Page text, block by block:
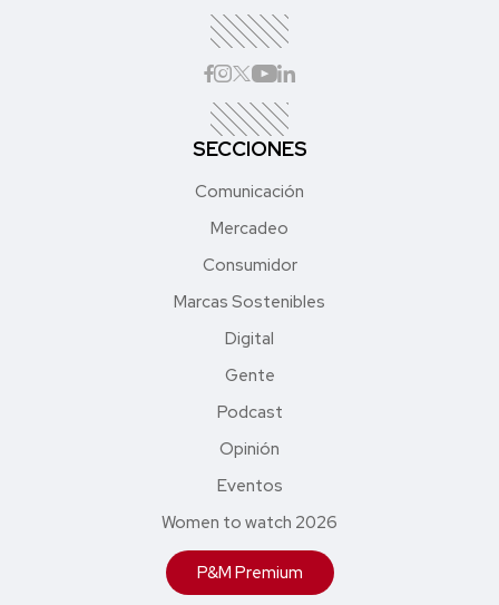
SECCIONES
Comunicación
Mercadeo
Consumidor
Marcas Sostenibles
Digital
Gente
Podcast
Opinión
Eventos
Women to watch 2026
P&M Premium